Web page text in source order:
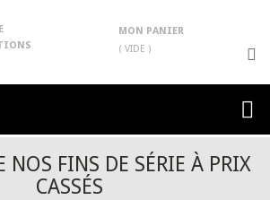
MON PANIER
( VIDE )
NOS FINS DE SÉRIE À PRIX
CASSÉS